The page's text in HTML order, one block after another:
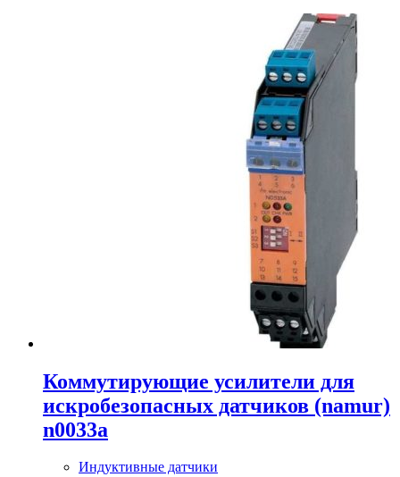
Коммутирующие усилители для
искробезопасных датчиков (namur)
n0033a
Индуктивные датчики